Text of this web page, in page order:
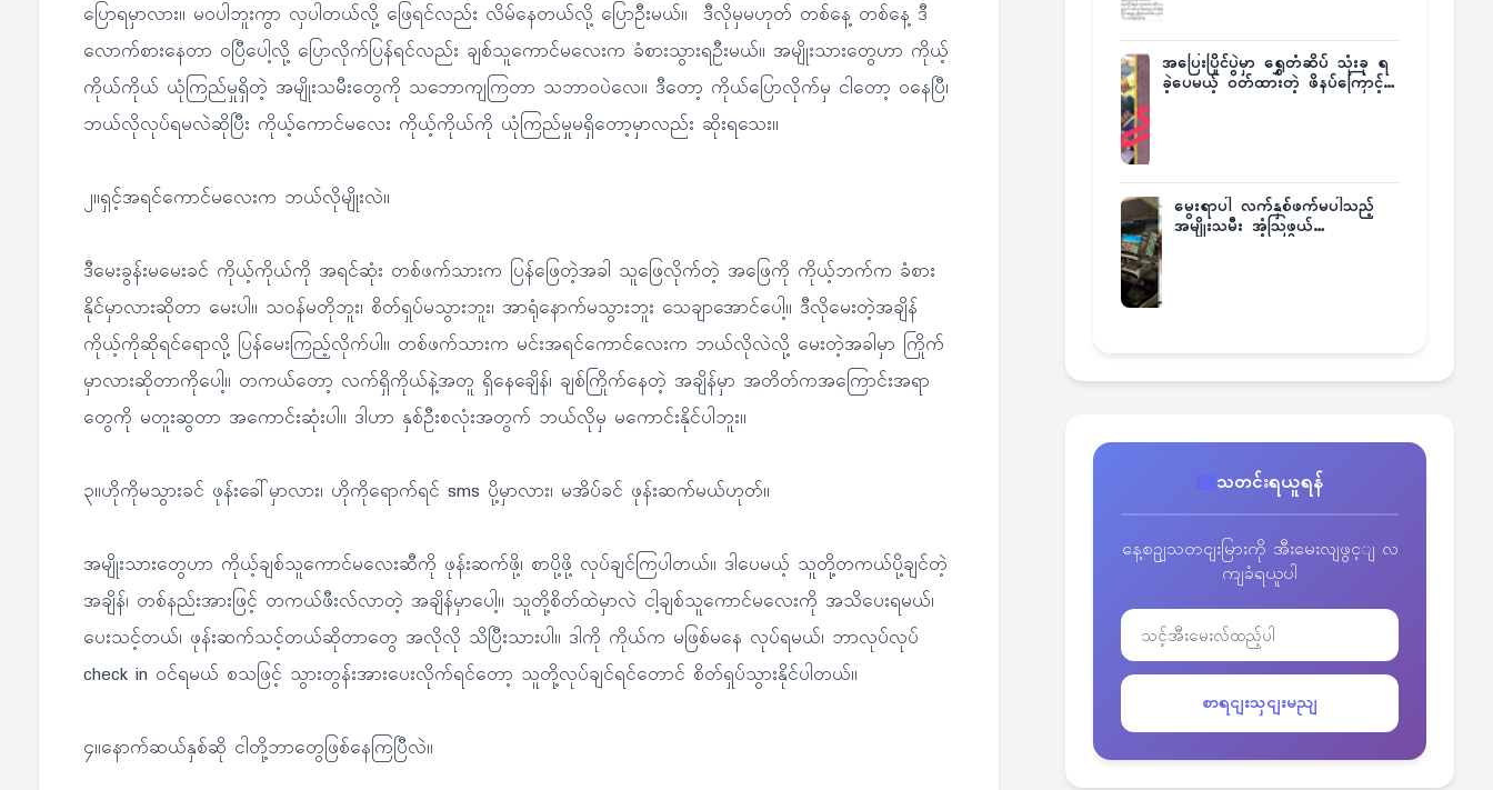
ပြောရမှာလား။ မဝပါဘူးကွာ လှပါတယ်လို့ ဖြေရင်လည်း လိမ်နေတယ်လို့ ပြောဦးမယ်။ ဒီလိုမှမဟုတ် တစ်နေ့ တစ်နေ့ ဒီ
လောက်စားနေတာ ဝပြီပေါ့လို့ ပြောလိုက်ပြန်ရင်လည်း ချစ်သူကောင်မလေးက ခံစားသွားရဦးမယ်။ အမျိုးသားတွေဟာ ကိုယ့်
ကိုယ်ကိုယ် ယုံကြည်မှုရှိတဲ့ အမျိုးသမီးတွေကို သဘောကျကြတာ သဘာဝပဲလေ။ ဒီတော့ ကိုယ်ပြောလိုက်မှ ငါတော့ ဝနေပြီ၊
ဘယ်လိုလုပ်ရမလဲဆိုပြီး ကိုယ့်ကောင်မလေး ကိုယ့်ကိုယ်ကို ယုံကြည်မှုမရှိတော့မှာလည်း ဆိုးရသေး။
၂။ရှင့်အရင်ကောင်မလေးက ဘယ်လိုမျိုးလဲ။
ဒီမေးခွန်းမမေးခင် ကိုယ့်ကိုယ်ကို အရင်ဆုံး တစ်ဖက်သားက ပြန်ဖြေတဲ့အခါ သူဖြေလိုက်တဲ့ အဖြေကို ကိုယ့်ဘက်က ခံစား
နိုင်မှာလားဆိုတာ မေးပါ။ သဝန်မတိုဘူး၊ စိတ်ရှုပ်မသွားဘူး၊ အာရုံနောက်မသွားဘူး သေချာအောင်ပေါ့။ ဒီလိုမေးတဲ့အချိန်
ကိုယ့်ကိုဆိုရင်ရောလို့ ပြန်မေးကြည့်လိုက်ပါ။ တစ်ဖက်သားက မင်းအရင်ကောင်လေးက ဘယ်လိုလဲလို့ မေးတဲ့အခါမှာ ကြိုက်
မှာလားဆိုတာကိုပေါ့။ တကယ်တော့ လက်ရှိကိုယ်နဲ့အတူ ရှိနေချေိန်၊ ချစ်ကြိုက်နေတဲ့ အချိန်မှာ အတိတ်ကအကြောင်းအရာ
တွေကို မတူးဆွတာ အကောင်းဆုံးပါ။ ဒါဟာ နှစ်ဦးစလုံးအတွက် ဘယ်လိုမှ မကောင်းနိုင်ပါဘူး။
၃။ဟိုကိုမသွားခင် ဖုန်းခေါ်မှာလား၊ ဟိုကိုရောက်ရင် sms ပို့မှာလား၊ မအိပ်ခင် ဖုန်းဆက်မယ်ဟုတ်။
အမျိုးသားတွေဟာ ကိုယ့်ချစ်သူကောင်မလေးဆီကို ဖုန်းဆက်ဖို့၊ စာပို့ဖို့ လုပ်ချင်ကြပါတယ်။ ဒါပေမယ့် သူတို့တကယ်ပို့ချင်တဲ့
အချိန်၊ တစ်နည်းအားဖြင့် တကယ်ဖီးလ်လာတဲ့ အချိန်မှာပေါ့။ သူတို့စိတ်ထဲမှာလဲ ငါ့ချစ်သူကောင်မလေးကို အသိပေးရမယ်၊
ပေးသင့်တယ်၊ ဖုန်းဆက်သင့်တယ်ဆိုတာတွေ အလိုလို သိပြီးသားပါ။ ဒါကို ကိုယ်က မဖြစ်မနေ လုပ်ရမယ်၊ ဘာလုပ်လုပ်
check in ဝင်ရမယ် စသဖြင့် သွားတွန်းအားပေးလိုက်ရင်တော့ သူတို့လုပ်ချင်ရင်တောင် စိတ်ရှုပ်သွားနိုင်ပါတယ်။
၄။နောက်ဆယ်နှစ်ဆို ငါတို့ဘာတွေဖြစ်နေကြပြီလဲ။
အပြေးပြိုင်ပွဲမှာ ရွှေတံဆိပ် သုံးခု ရ
ခဲ့ပေမယ့် ဝတ်ထားတဲ့ ဖိနပ်ကြောင့်
မွေးရာပါ လက်နှစ်ဖက်မပါသည့်
အမျိုးသမီး အံ့သြဖွယ်
သတင်းရယူရန်
နေ့စဥျသတငျးမြားကို အီးမေးလျဖွင့ျ လ
ကျခံရယူပါ
စာရငျးသှငျးမညျ